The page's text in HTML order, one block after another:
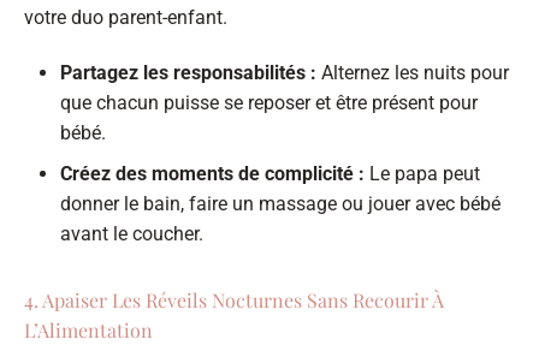
votre duo parent-enfant.
Partagez les responsabilités : Alternez les nuits pour
que chacun puisse se reposer et être présent pour
bébé.
Créez des moments de complicité : Le papa peut
donner le bain, faire un massage ou jouer avec bébé
avant le coucher.
4. Apaiser Les Réveils Nocturnes Sans Recourir À
L’Alimentation